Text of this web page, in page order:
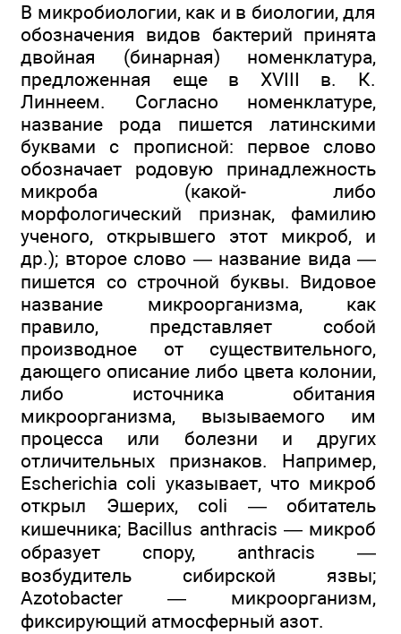
В микробиологии, как и в биологии, для
обозначения видов бактерий принята
двойная (бинарная) номенклатура,
предложенная еще в XVIII в. К.
Линнеем. Согласно номенклатуре,
название рода пишется латинскими
буквами с прописной: первое слово
обозначает родовую принадлежность
микроба (какой- либо
морфологический признак, фамилию
ученого, открывшего этот микроб, и
др.); второе слово — название вида —
пишется со строчной буквы. Видовое
название микроорганизма, как
правило, представляет собой
производное от существительного,
дающего описание либо цвета колонии,
либо источника обитания
микроорганизма, вызываемого им
процесса или болезни и других
отличительных признаков. Например,
Escherichia coli указывает, что микроб
открыл Эшерих, coli — обитатель
кишечника; Bacillus anthracis — микроб
образует спору, anthracis —
возбудитель сибирской язвы;
Azotobacter — микроорганизм,
фиксирующий атмосферный азот.